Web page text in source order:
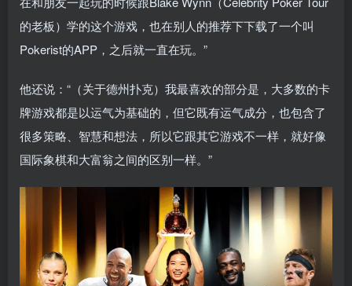
的老板）学的这个游戏，也在别人的推荐下下载了一个叫
Pokerist的APP，之后就一直在玩。”
他还说：“（关于德州扑克）我最喜欢的部分是，大多数的卡
牌游戏都是以运气为基础的，但它既有运气成分，也包含了
很多策略、智慧和想法，所以它跟其它游戏不一样，就好像
国际象棋和大富翁之间的区别一样。”